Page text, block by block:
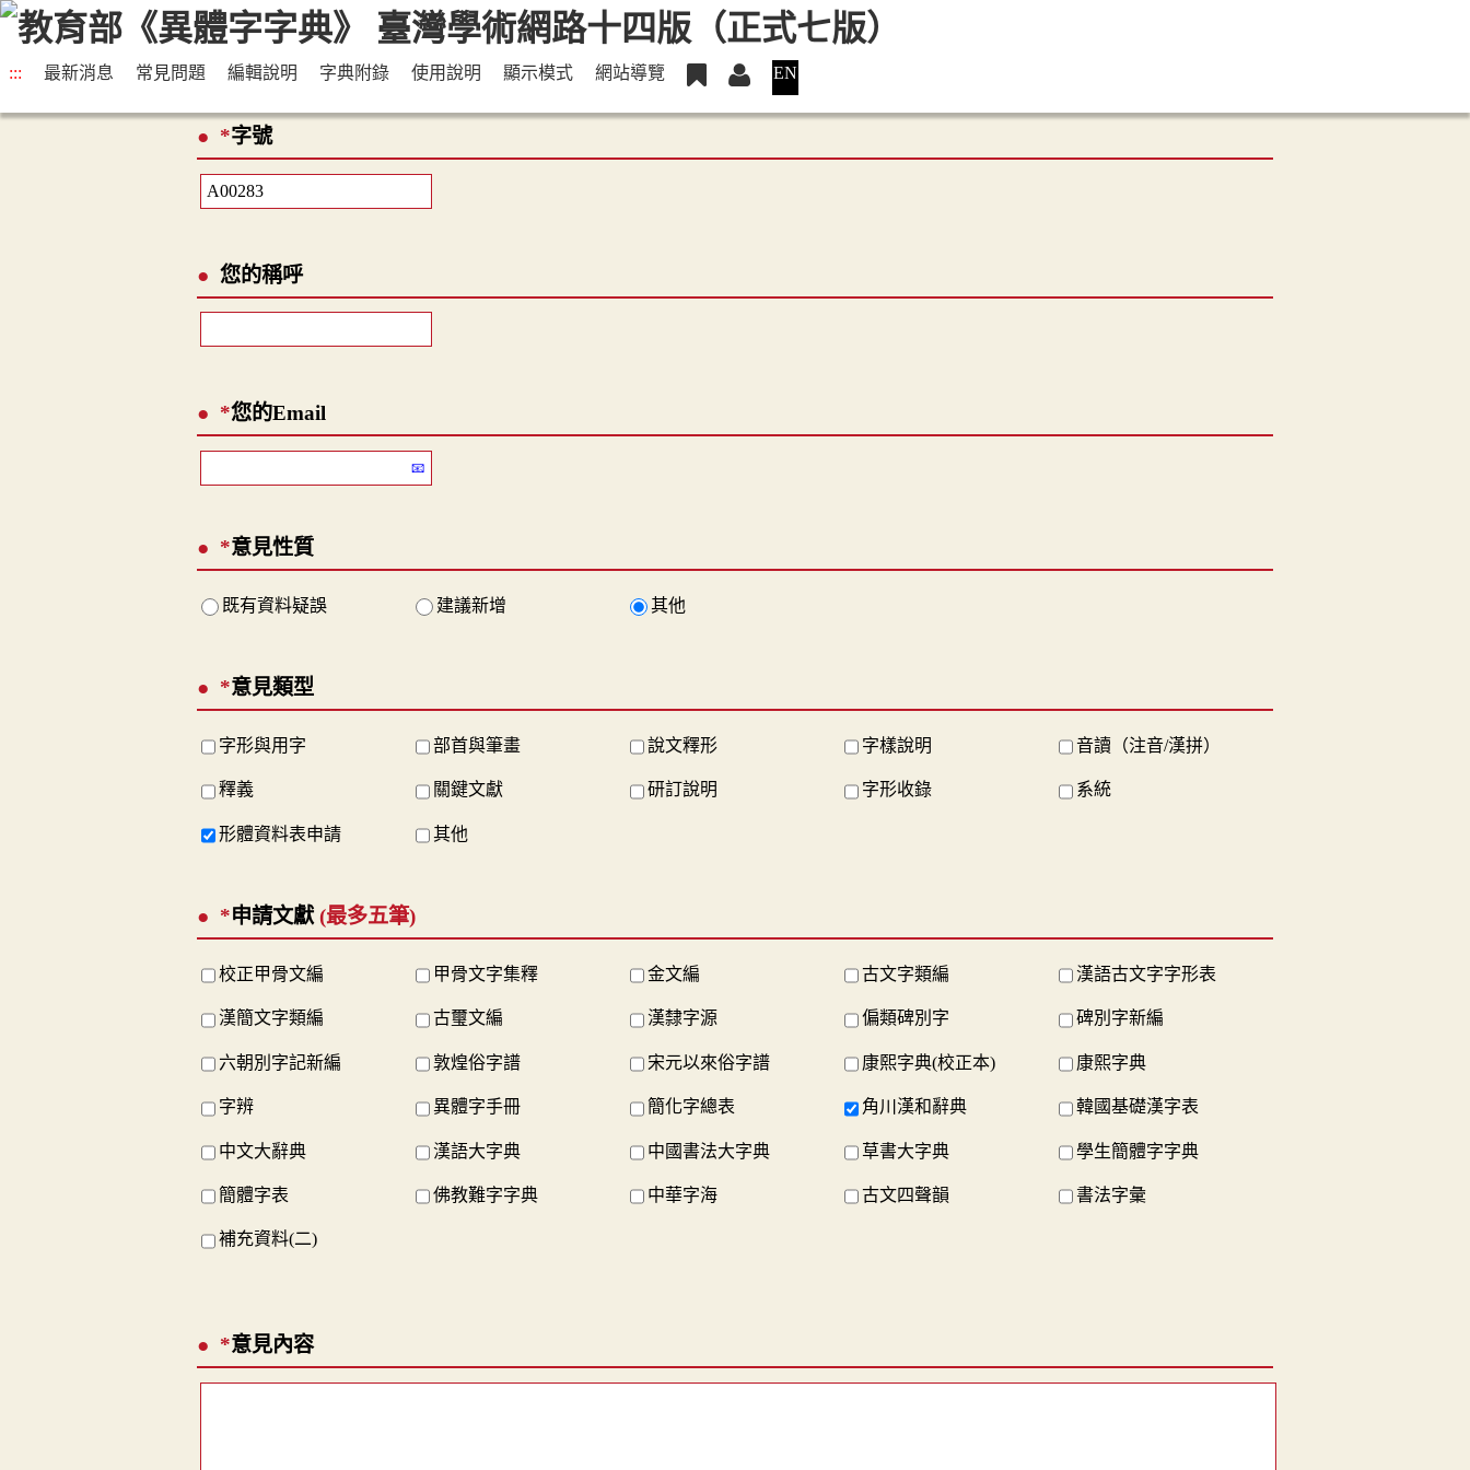
::: 最新消息 常見問題 編輯說明 字典附錄 使用說明 顯示模式 網站導覽 EN
*字號
您的稱呼
*您的Email
*意見性質
既有資料疑誤 建議新增 其他
*意見類型
字形與用字 部首與筆畫 說文釋形 字樣說明 音讀（注音/漢拼）
釋義 關鍵文獻 研訂說明 字形收錄 系統
形體資料表申請 其他
*申請文獻(最多五筆)
校正甲骨文編 甲骨文字集釋 金文編 古文字類編 漢語古文字字形表
漢簡文字類編 古璽文編 漢隸字源 偏類碑別字 碑別字新編
六朝別字記新編 敦煌俗字譜 宋元以來俗字譜 康熙字典(校正本) 康熙字典
字辨 異體字手冊 簡化字總表 角川漢和辭典 韓國基礎漢字表
中文大辭典 漢語大字典 中國書法大字典 草書大字典 學生簡體字字典
簡體字表 佛教難字字典 中華字海 古文四聲韻 書法字彙
補充資料(二)
*意見內容